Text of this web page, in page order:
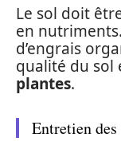
Le sol doit
en
d’engrais
qualité du sol
plantes.
Entretien